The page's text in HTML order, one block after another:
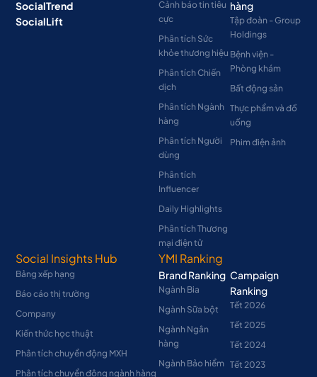
SocialTrend
SocialLift
Cảnh báo tin tiêu
cực
Phân tích Sức
khỏe thương hiệu
Phân tích Chiến
dịch
Phân tích Ngành
hàng
Phân tích Người
dùng
Phân tích
Influencer
Daily Highlights
Phân tích Thương
mại điện tử
hàng
Tập đoàn - Group
Holdings
Bệnh viện -
Phòng khám
Bất động sản
Thực phẩm và đồ
uống
Phim điện ảnh
Social Insights Hub
Bảng xếp hạng
Báo cáo thị trường
Company
Kiến thức học thuật
Phân tích chuyển động MXH
Phân tích chuyển động ngành hàng
YMI Ranking
Brand Ranking
Ngành Bia
Ngành Sữa bột
Ngành Ngân
hàng
Ngành Bảo hiểm
Campaign
Ranking
Tết 2026
Tết 2025
Tết 2024
Tết 2023